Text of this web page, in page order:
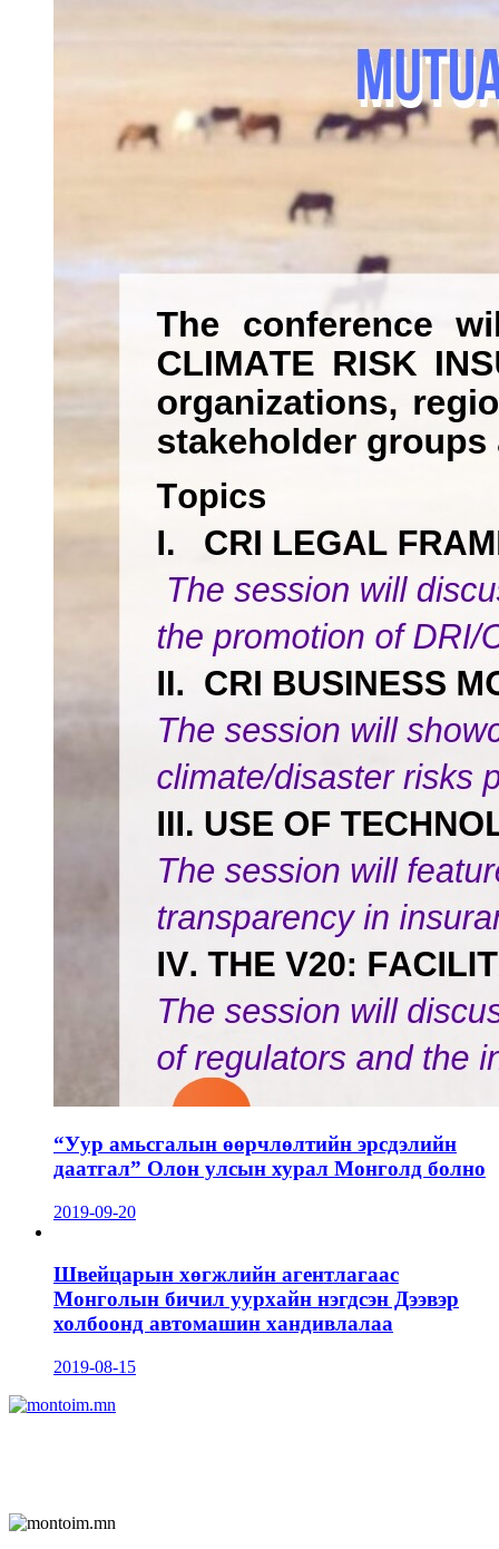
“Уур амьсгалын өөрчлөлтийн эрсдэлийн
даатгал” Олон улсын хурал Монголд болно
2019-09-20
Швейцарын хөгжлийн агентлагаас
Монголын бичил уурхайн нэгдсэн Дээвэр
холбоонд автомашин хандивлалаа
2019-08-15